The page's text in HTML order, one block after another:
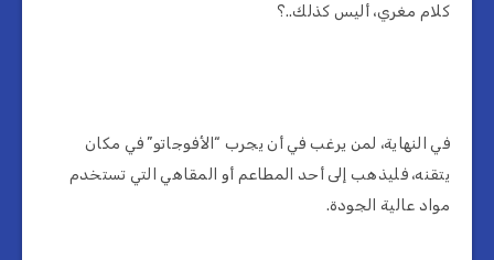
كلام مغري، أليس كذلك..؟
في النهاية، لمن يرغب في أن يجرب “الأفوجاتو” في مكان
يتقنه، فليذهب إلى أحد المطاعم أو المقاهي التي تستخدم
مواد عالية الجودة.